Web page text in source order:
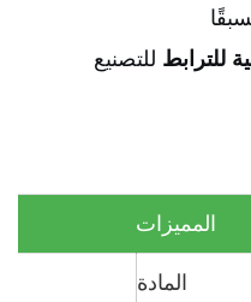
للترابط للتصنيع
المميزات
المادة